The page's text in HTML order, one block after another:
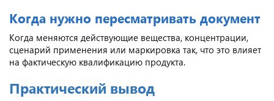
Когда нужно пересматривать документ
Когда меняются действующие вещества, концентрации,
сценарий применения или маркировка так, что это влияет
на фактическую квалификацию продукта.
Практический вывод